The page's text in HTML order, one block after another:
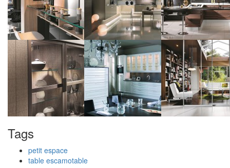
Tags
petit espace
table escamotable